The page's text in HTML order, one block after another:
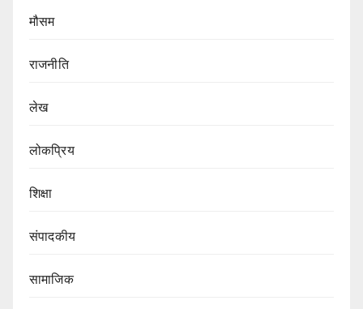
मौसम
राजनीति
लेख
लोकप्रिय
शिक्षा
संपादकीय
सामाजिक